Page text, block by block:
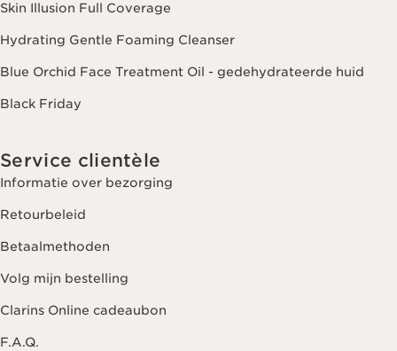
Skin Illusion Full Coverage
Hydrating Gentle Foaming Cleanser
Blue Orchid Face Treatment Oil - gedehydrateerde huid
Black Friday
Service clientèle
Informatie over bezorging
Retourbeleid
Betaalmethoden
Volg mijn bestelling
Clarins Online cadeaubon
F.A.Q.